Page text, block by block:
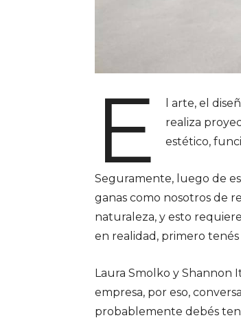
E
l arte, el
realiza
estético,
Seguramente, luego de
ganas como nosotros de
naturaleza, y esto
en realidad, primero
Laura Smolko y Shannon
empresa, por eso,
probablemente debés